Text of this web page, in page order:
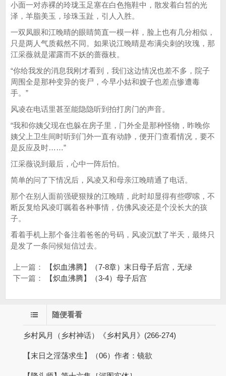
小面一对赤裸的玲珑玉足塞在白色拖鞋中，散发着白皙的光
泽，羊脂美玉，珍珠玉趾，引人入胜。
一双凤眼和江晚晴的眼睛简直一模一样，脸上也有几分相似，
只是两人气质截然不同。如果说江晚晴是布满尖刺的玫瑰，那
江采薇就是濯露而不妖的蔷薇枝。
“你给我发的消息我刚才看到，我们这边情况也差不多，院子
周围全是那种变异的丧尸，今早小姑和嫂子也差点惨遭毒
手。”
风凌在电话里甚至能隐隐听到拍打房门的声音。
“我和你姨父现在也躲在房子里，门外全是那种怪物，昨晚你
姨父上卫生间时听到门外一直有动静，便开门查看情况，要不
是反应及时……”
江采薇说到最后，心中一阵后怕。
简单的问了下情况后，风凌又和母亲江晚晴通了电话。
那个在别人面前强硬狠辣的江晚晴，此时却显得有些啰嗦，不
断反复给风凌叮嘱着各种事情，仿佛风凌还是个没长大的孩
子。
看着手机上那个备注着爸爸的号码，风凌沉默了半天，最终只
是发了一条问候短信过去。
上一篇：
【炽血沸腾】（7-8章）末日母子后宫，无绿
下一篇：
【炽血沸腾】（3-4）母子后宫
随便看看
乡村风月（乡村神话）《乡村风月》(266-274)
【末日之淫荡求生】（06）作者：镜欲